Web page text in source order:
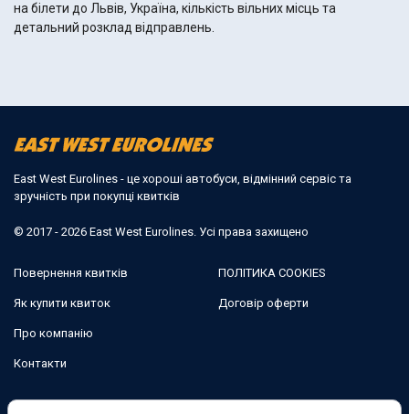
на білети до Львів, Україна, кількість вільних місць та
детальний розклад відправлень.
East West Eurolines - це хороші автобуси, відмінний сервіс та
зручність при покупці квитків
© 2017 - 2026 East West Eurolines. Усі права захищено
Повернення квитків
Як купити квиток
Про компанію
Контакти
ПОЛІТИКА COOKIES
Договір оферти